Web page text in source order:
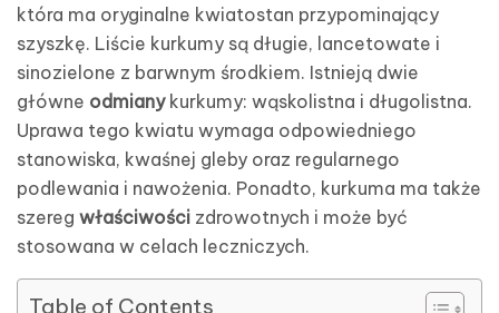
która ma oryginalne kwiatostan przypominający
szyszkę. Liście kurkumy są długie, lancetowate i
sinozielone z barwnym środkiem. Istnieją dwie
główne odmianykurkumy: wąskolistna i długolistna.
Uprawa tego kwiatu wymaga odpowiedniego
stanowiska, kwaśnej gleby oraz regularnego
podlewania i nawożenia. Ponadto, kurkuma ma także
szereg właściwości zdrowotnych i może być
stosowana w celach leczniczych.
Table of Contents